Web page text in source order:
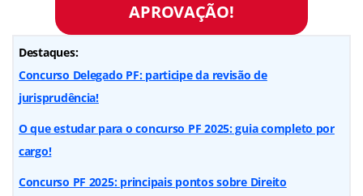
APROVAÇÃO!
Destaques:
Concurso Delegado PF: participe da revisão de
jurisprudência!
O que estudar para o concurso PF 2025: guia completo por
cargo!
Concurso PF 2025: principais pontos sobre Direito